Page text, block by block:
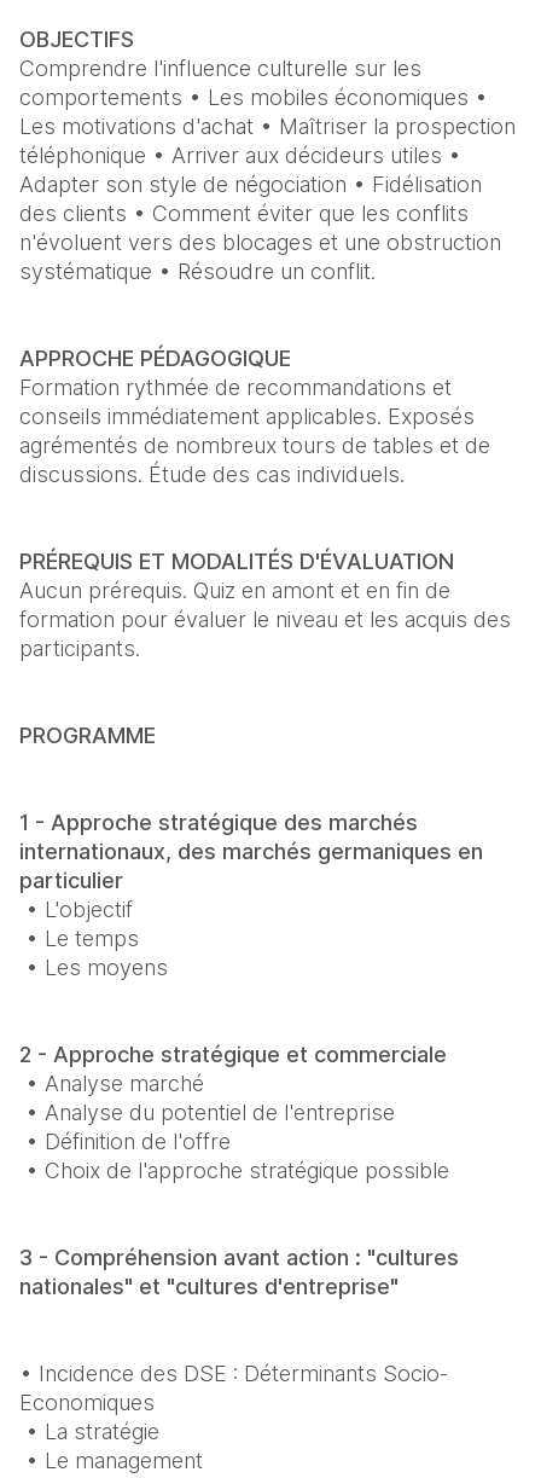
Comprendre l'influence culturelle sur les
comportements • Les mobiles économiques •
Les motivations d'achat • Maîtriser la prospection
téléphonique • Arriver aux décideurs utiles •
Adapter son style de négociation • Fidélisation
des clients • Comment éviter que les conflits
n'évoluent vers des blocages et une obstruction
systématique • Résoudre un conflit.
Formation rythmée de recommandations et
conseils immédiatement applicables. Exposés
agrémentés de nombreux tours de tables et de
discussions. Étude des cas individuels.
Aucun prérequis. Quiz en amont et en fin de
formation pour évaluer le niveau et les acquis des
participants.
PROGRAMME
1 - Approche stratégique des marchés
internationaux, des marchés germaniques en
particulier
• Les moyens
2 - Approche stratégique et commerciale
• Choix de l'approche stratégique possible
3 - Compréhension avant action : "cultures
nationales" et "cultures d'entreprise"
• Incidence des DSE : Déterminants Socio-
Economiques